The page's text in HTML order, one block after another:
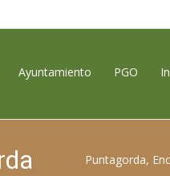
Ayuntamiento PGO
Puntagorda,